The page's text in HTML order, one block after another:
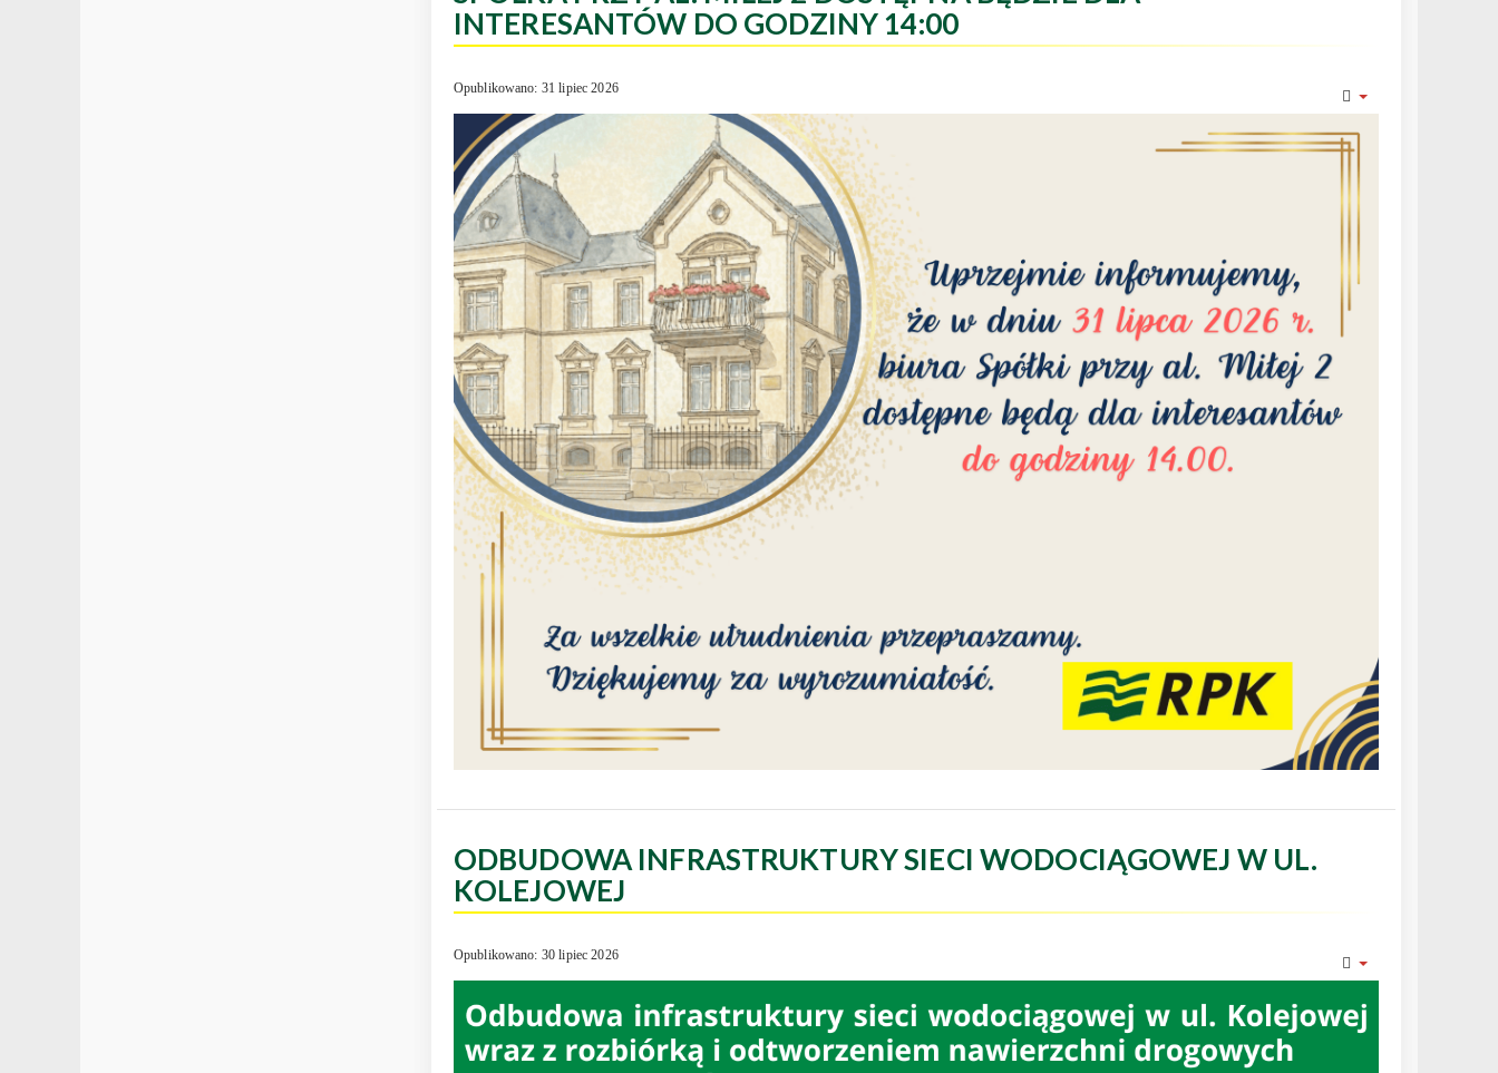
INTERESANTÓW DO GODZINY 14:00
Opublikowano: 31 lipiec 2026
ODBUDOWA INFRASTRUKTURY SIECI WODOCIĄGOWEJ W UL.
KOLEJOWEJ
Opublikowano: 30 lipiec 2026